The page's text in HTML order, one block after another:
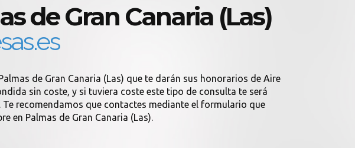
de Gran Canaria (Las)
de Gran Canaria (Las) que te darán sus honorarios de Aire
sin coste, y si tuviera coste este tipo de consulta te será
recomendamos que contactes mediante el formulario que
en Palmas de Gran Canaria (Las).